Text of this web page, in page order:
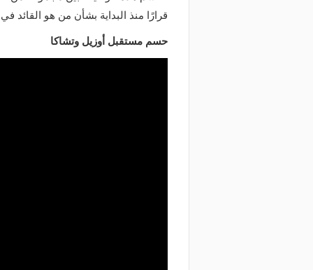
قرارًا منذ البداية بشأن من هو القائد
حسم مستقبل أوزيل وتشاكا